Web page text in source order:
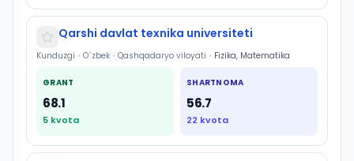
Qarshi davlat texnika universiteti
Kunduzgi • O`zbek • Qashqadaryo viloyati • Fizika, Matematika
GRANT
68.1
5 kvota
SHARTNOMA
56.7
22 kvota